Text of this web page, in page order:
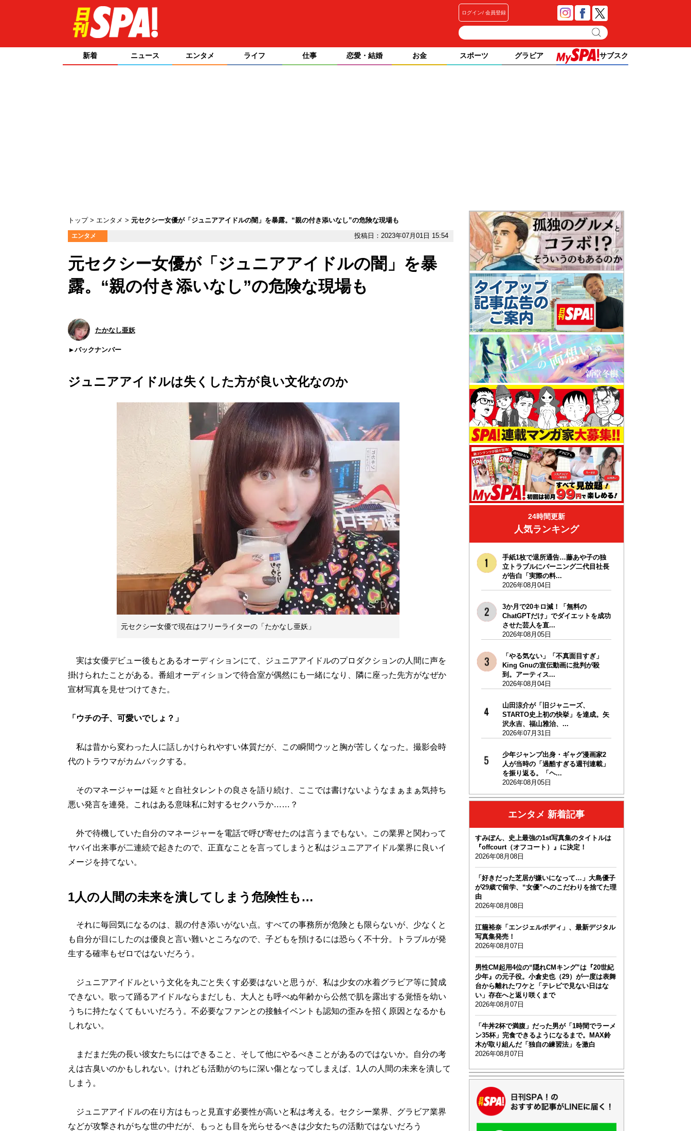
ログイン 会員登録
新着 ニュース エンタメ ライフ 仕事 恋愛・結婚 お金 スポーツ グラビア サブスク
トップ エンタメ 元セクシー女優が「ジュニアアイドルの闇」を暴露。“親の付き添いなし”の危険な現場も
エンタメ 投稿日：2023年07月01日 15:54
元セクシー女優が「ジュニアアイドルの闇」を暴
露。“親の付き添いなし”の危険な現場も
たかなし亜妖
バックナンバー
ジュニアアイドルは失くした方が良い文化なのか
元セクシー女優で現在はフリーライターの「たかなし亜妖」
実は女優デビュー後もとあるオーディションにて、ジュニアアイドルのプロダクションの人間に声を
掛けられたことがある。番組オーディションで待合室が偶然にも一緒になり、隣に座った先方がなぜか
宣材写真を見せつけてきた。
「ウチの子、可愛いでしょ？」
私は昔から変わった人に話しかけられやすい体質だが、この瞬間ウッと胸が苦しくなった。撮影会時
代のトラウマがカムバックする。
そのマネージャーは延々と自社タレントの良さを語り続け、ここでは書けないようなまぁまぁ気持ち
悪い発言を連発。これはある意味私に対するセクハラか……？
外で待機していた自分のマネージャーを電話で呼び寄せたのは言うまでもない。この業界と関わって
ヤバイ出来事が二連続で起きたので、正直なことを言ってしまうと私はジュニアアイドル業界に良いイ
メージを持てない。
1人の人間の未来を潰してしまう危険性も…
それに毎回気になるのは、親の付き添いがない点。すべての事務所が危険とも限らないが、少なくと
も自分が目にしたのは優良と言い難いところなので、子どもを預けるには恐らく不十分。トラブルが発
生する確率もゼロではないだろう。
ジュニアアイドルという文化を丸ごと失くす必要はないと思うが、私は少女の水着グラビア等に賛成
できない。歌って踊るアイドルならまだしも、大人とも呼べぬ年齢から公然で肌を露出する覚悟を幼い
うちに持たなくてもいいだろう。不必要なファンとの接触イベントも認知の歪みを招く原因となるかも
しれない。
まだまだ先の長い彼女たちにはできること、そして他にやるべきことがあるのではないか。自分の考
えは古臭いのかもしれない。けれども活動がのちに深い傷となってしまえば、1人の人間の未来を潰して
しまう。
ジュニアアイドルの在り方はもっと見直す必要性が高いと私は考える。セクシー業界、グラビア業界
などが攻撃されがちな世の中だが、もっとも目を光らせるべきは少女たちの活動ではないだろう
24時間更新
人気ランキング
手紙1枚で退所通告…藤あや子の独
立トラブルにバーニング二代目社長
が告白「実際の料...
2026年08月04日
3か月で20キロ減！「無料の
ChatGPTだけ」でダイエットを成功
させた芸人を直...
2026年08月05日
「やる気ない」「不真面目すぎ」
King Gnuの宣伝動画に批判が殺
到。アーティス...
2026年08月04日
山田涼介が「旧ジャニーズ、
STARTO史上初の快挙」を達成。矢
沢永吉、福山雅治、...
2026年07月31日
少年ジャンプ出身・ギャグ漫画家2
人が当時の「過酷すぎる週刊連載」
を振り返る。「ヘ...
2026年08月05日
エンタメ 新着記事
すみぽん、史上最強の1st写真集のタイトルは
『offcourt（オフコート）』に決定！
2026年08月08日
「好きだった芝居が嫌いになって…」大島優子
が29歳で留学、“女優”へのこだわりを捨てた理
由
2026年08月08日
江籠裕奈「エンジェルボディ」、最新デジタル
写真集発売！
2026年08月07日
男性CM起用4位の“隠れCMキング”は『20世紀
少年』の元子役。小倉史也（29）が一度は表舞
台から離れたワケと「テレビで見ない日はな
い」存在へと返り咲くまで
2026年08月07日
「牛丼2杯で満腹」だった男が「1時間でラーメ
ン35杯」完食できるようになるまで。MAX鈴
木が取り組んだ「独自の練習法」を激白
2026年08月07日